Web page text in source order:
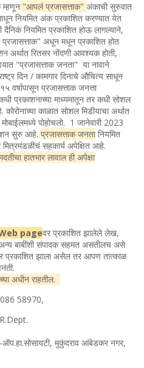
म्हणून "आपलं प्रजासत्ताक" अंकाची सुरुवात
नियमित अंक प्रकाशित करण्यात येत
दैनिकं नियमित प्रकाशित होऊ लागल्याने,
अधून मधून प्रकाशित होत
अर्थात रितसर नोंदणी आवश्यक होती,
"प्रजासत्ताक जनता" या नावाने
दिन / कामगार दिनाचे औचित्य साधून
वर्षापासून प्रजासत्ताक जनत्ता
प्रकाशनाच्या माध्यमातून तर कधी सोशल
काळात सोशल मिडीयाचा अर्थात
पोहोचलो. 1 जानेवारी 2023
सुरु आहे. प्रजासत्ताक जनतानियमित
मित्रमंडळीचं सहकार्य अपेक्षित आहे.
हातभार लावाल ही अपेक्षा
pageवर प्रकाशित झालेले लेख,
अन्य बाबींशी संपादक सहमत असतीलच असे
प्रकाशित झाला असेल तर आपण तात्काळ
अधीन राहतील.
58970,
मुकुंदराव आंबेडकर नगर,